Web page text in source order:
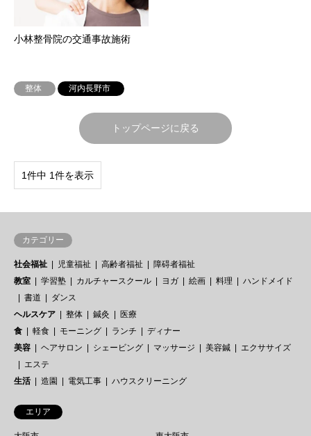
小林整骨院の交通事故施術
整体 河内長野市
トップページに戻る
1件中 1件を表示
カテゴリー
社会福祉 児童福祉 高齢者福祉
障碍者福祉
教室
学習塾 カルチャースクール ヨガ 絵画 料理
ハンドメイド
書道
ダンス
ヘルスケア
整体 鍼灸
医療
食
軽食 モーニング ランチ
ディナー
美容
ヘアサロン シェービング マッサージ 美容鍼
エクササイズ
エステ
生活
造園 電気工事 ハウスクリーニング
エリア